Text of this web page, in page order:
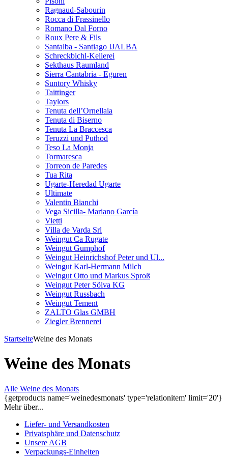
Ragnaud-Sabourin
Rocca di Frassinello
Romano Dal Forno
Roux Pere & Fils
Santalba - Santiago IJALBA
Schreckbichl-Kellerei
Sekthaus Raumland
Sierra Cantabria - Eguren
Suntory Whisky
Taittinger
Taylors
Tenuta dell’Ornellaia
Tenuta di Biserno
Tenuta La Braccesca
Teruzzi und Puthod
Teso La Monja
Tormaresca
Torreon de Paredes
Tua Rita
Ugarte-Heredad Ugarte
Ultimate
Valentin Bianchi
Vega Sicilla- Mariano García
Vietti
Villa de Varda Srl
Weingut Ca Rugate
Weingut Gumphof
Weingut Heinrichshof Peter und Ul...
Weingut Karl-Hermann Milch
Weingut Otto und Markus Sproß
Weingut Peter Sölva KG
Weingut Russbach
Weingut Tement
ZALTO Glas GMBH
Ziegler Brennerei
StartseiteWeine des Monats
Weine des Monats
Alle Weine des Monats
{getproducts name='weinedesmonats' type='relationitem' limit='20'}
Mehr über...
Liefer- und Versandkosten
Privatsphäre und Datenschutz
Unsere AGB
Verpackungs-Einheiten